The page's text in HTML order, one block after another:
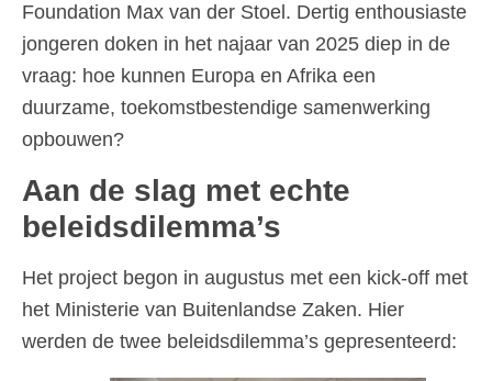
Foundation Max van der Stoel. Dertig enthousiaste
jongeren doken in het najaar van 2025 diep in de
vraag: hoe kunnen Europa en Afrika een
duurzame, toekomstbestendige samenwerking
opbouwen?
Aan de slag met echte
beleidsdilemma’s
Het project begon in augustus met een kick-off met
het Ministerie van Buitenlandse Zaken. Hier
werden de twee beleidsdilemma’s gepresenteerd: